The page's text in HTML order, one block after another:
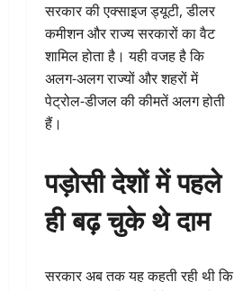
सरकार की एक्साइज ड्यूटी, डीलर
कमीशन और राज्य सरकारों का वैट
शामिल होता है। यही वजह है कि
अलग-अलग राज्यों और शहरों में
पेट्रोल-डीजल की कीमतें अलग होती
हैं।
पड़ोसी देशों में पहले
ही बढ़ चुके थे दाम
सरकार अब तक यह कहती रही थी कि